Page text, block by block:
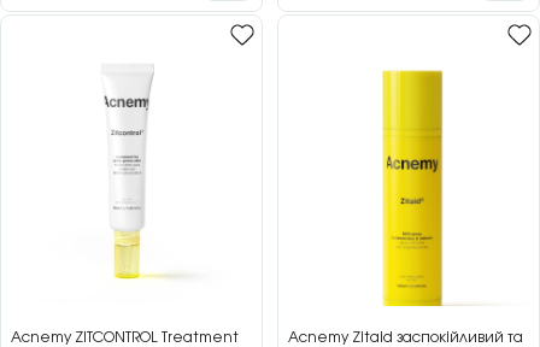
Acnemy ZITCONTROL Treatment
Acnemy Zitaid заспокійливий та